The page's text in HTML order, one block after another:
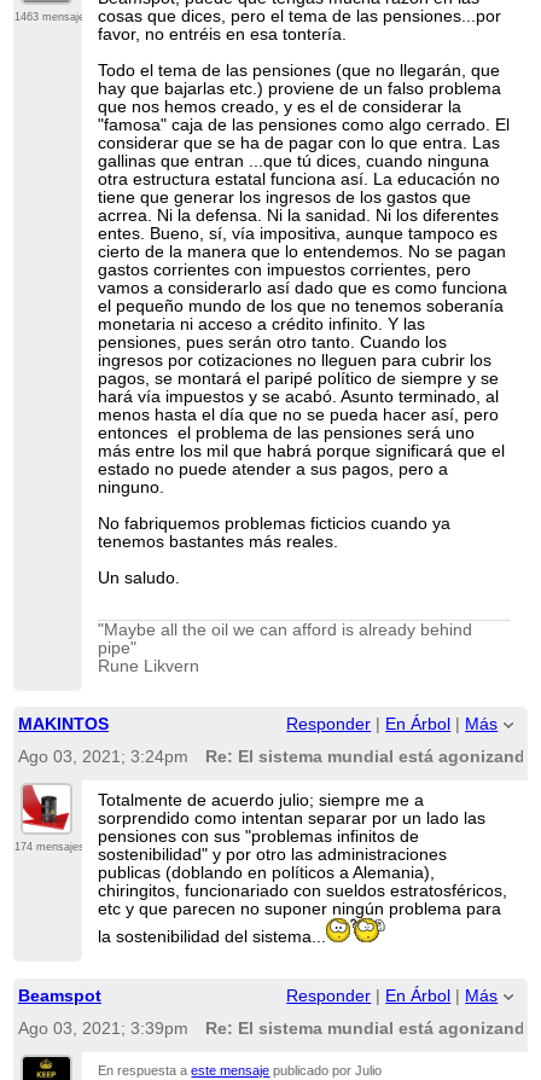
1463 mensajes
cosas que dices, pero el tema de las pensiones...por
favor, no entréis en esa tontería.
Todo el tema de las pensiones (que no llegarán, que
hay que bajarlas etc.) proviene de un falso problema
que nos hemos creado, y es el de considerar la
"famosa" caja de las pensiones como algo cerrado. El
considerar que se ha de pagar con lo que entra. Las
gallinas que entran ...que tú dices, cuando ninguna
otra estructura estatal funciona así. La educación no
tiene que generar los ingresos de los gastos que
acrrea. Ni la defensa. Ni la sanidad. Ni los diferentes
entes. Bueno, sí, vía impositiva, aunque tampoco es
cierto de la manera que lo entendemos. No se pagan
gastos corrientes con impuestos corrientes, pero
vamos a considerarlo así dado que es como funciona
el pequeño mundo de los que no tenemos soberanía
monetaria ni acceso a crédito infinito. Y las
pensiones, pues serán otro tanto. Cuando los
ingresos por cotizaciones no lleguen para cubrir los
pagos, se montará el paripé político de siempre y se
hará vía impuestos y se acabó. Asunto terminado, al
menos hasta el día que no se pueda hacer así, pero
entonces el problema de las pensiones será uno
más entre los mil que habrá porque significará que el
estado no puede atender a sus pagos, pero a
ninguno.
No fabriquemos problemas ficticios cuando ya
tenemos bastantes más reales.
Un saludo.
"Maybe all the oil we can afford is already behind
pipe"
Rune Likvern
MAKINTOS Responder En Árbol
Más
Ago 03, 2021; 3:24pm
Re: El sistema mundial está
174 mensajes
Totalmente de acuerdo julio; siempre me a
sorprendido como intentan separar por un lado las
pensiones con sus "problemas infinitos de
sostenibilidad" y por otro las administraciones
publicas (doblando en políticos a Alemania),
chiringitos, funcionariado con sueldos estratosféricos,
etc y que parecen no suponer ningún problema para
la sostenibilidad del sistema...
Beamspot Responder En Árbol
Más
Ago 03, 2021; 3:39pm
Re: El sistema mundial está
En respuesta aeste mensaje publicado por Julio